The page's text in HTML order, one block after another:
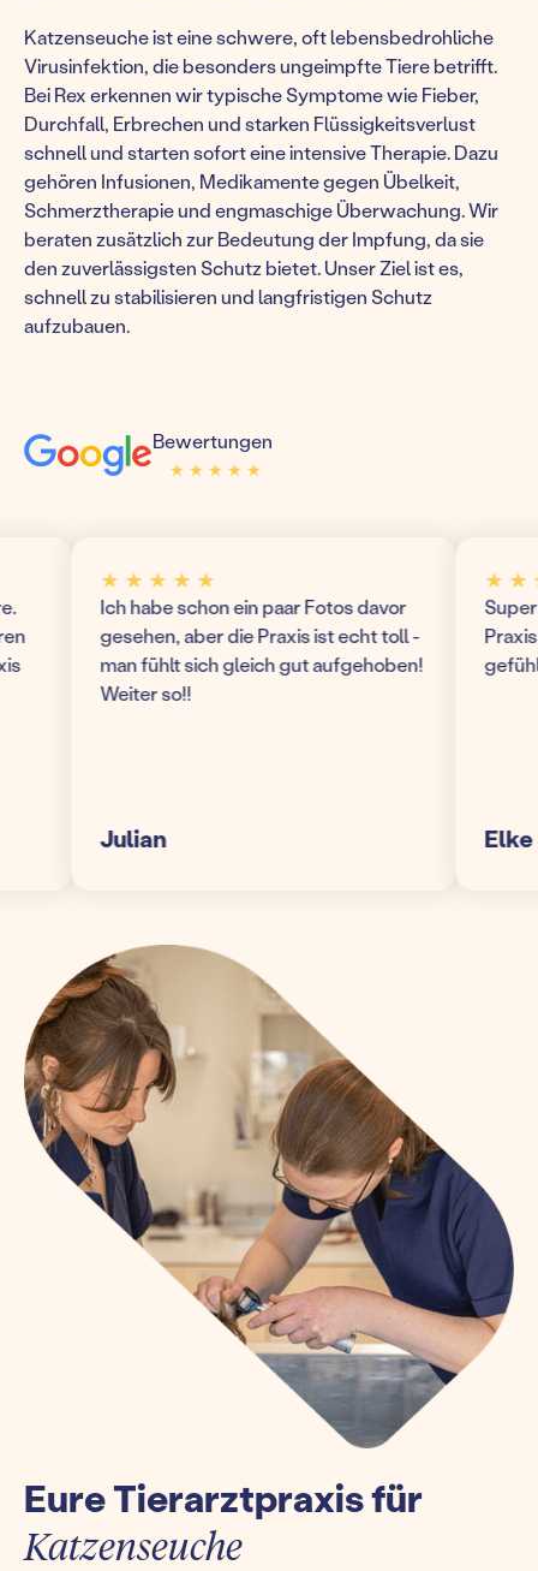
Katzenseuche ist eine schwere, oft lebensbedrohliche
Virusinfektion, die besonders ungeimpfte Tiere betrifft.
Bei Rex erkennen wir typische Symptome wie Fieber,
Durchfall, Erbrechen und starken Flüssigkeitsverlust
schnell und starten sofort eine intensive Therapie. Dazu
gehören Infusionen, Medikamente gegen Übelkeit,
Schmerztherapie und engmaschige Überwachung. Wir
beraten zusätzlich zur Bedeutung der Impfung, da sie
den zuverlässigsten Schutz bietet. Unser Ziel ist es,
schnell zu stabilisieren und langfristigen Schutz
aufzubauen.
Bewertungen
★ ★ ★ ★ ★
★ ★ ★ ★ ★
★ ★ ★ ★ ★
Ich habe schon ein paar Fotos davor
gesehen, aber die Praxis ist echt toll -
man fühlt sich gleich gut aufgehoben!
Weiter so!!
Julian
★ ★ ★
Super
Praxis!
gefühlt
Elke S.
Eure Tierarztpraxis für
Katzenseuche